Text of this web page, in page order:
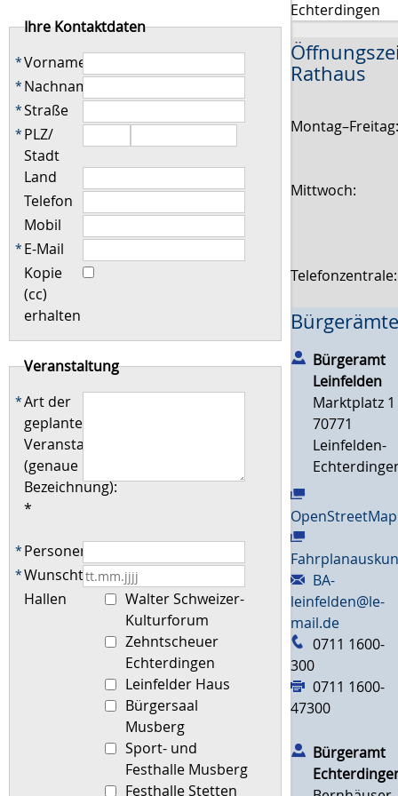
Ihre Kontaktdaten
Vorname
*
Nachname
*
Straße
*
PLZ
*
/
Stadt
Land
Telefon
Mobil
E-Mail
*
Kopie
(cc)
erhalten
Veranstaltung
Art der
geplanten
Veranstaltung
(genaue
Bezeichnung):
*
*
Personenanzahl
*
Wunschtermin
*
Hallen
Walter Schweizer-
Kulturforum
Zehntscheuer
Echterdingen
Leinfelder Haus
Bürgersaal
Musberg
Sport- und
Festhalle Musberg
Festhalle Stetten
Echterdingen
Rathaus
Mittwoch:
Bürgeramt
Leinfelden
Marktplatz 1
70771
Leinfelden-
OpenStreetMap
BA-
leinfelden@le-
mail.de
0711 1600-
300
0711 1600-
47300
Bürgeramt